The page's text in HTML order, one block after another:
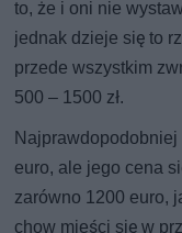
to, że i oni nie
jednak dzieje się to
przede wszystkim
500 – 1500 zł.
euro, ale jego cena
zarówno 1200 euro,
chow mieści się w